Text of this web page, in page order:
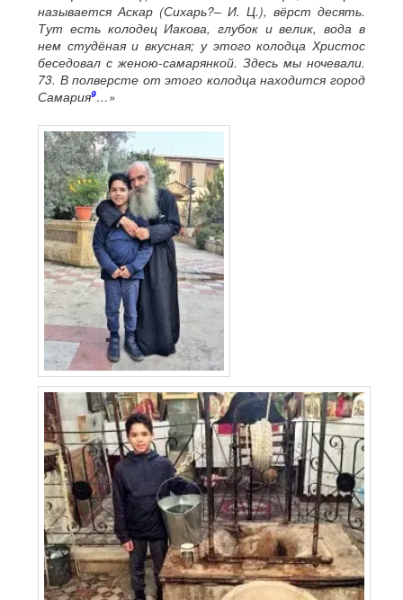
называется Аскар (Сихарь?– И. Ц.), вёрст десять.
Тут есть колодец Иакова, глубок и велик, вода в
нем студёная и вкусная; у этого колодца Христос
беседовал с женою-самарянкой. Здесь мы ночевали.
73. В полверсте от этого колодца находится город
Самария9…»